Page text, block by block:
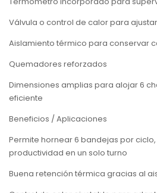
Válvula o control de calor para
Aislamiento térmico para conservar
Quemadores reforzados
Dimensiones amplias para alojar 6
eficiente
Beneficios / Aplicaciones
Permite hornear 6 bandejas por
productividad en un solo turno
Buena retención térmica gracias al